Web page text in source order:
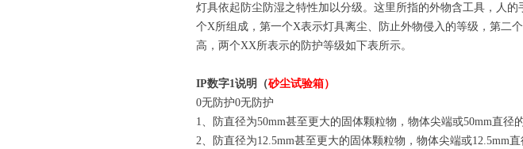
灯具依起防尘防湿之特性加以分级。这里所指的外物含工具，人
个X所组成，第一个X表示灯具离尘、防止外物侵入的等级，第二
高，两个XX所表示的防护等级如下表所示。
IP数字1说明（砂尘试验箱）
0无防护0无防护
1、防直径为50mm甚至更大的固体颗粒物，物体尖端或50mm直径
2、防直径为12.5mm甚至更大的固体颗粒物，物体尖端或12.5mm